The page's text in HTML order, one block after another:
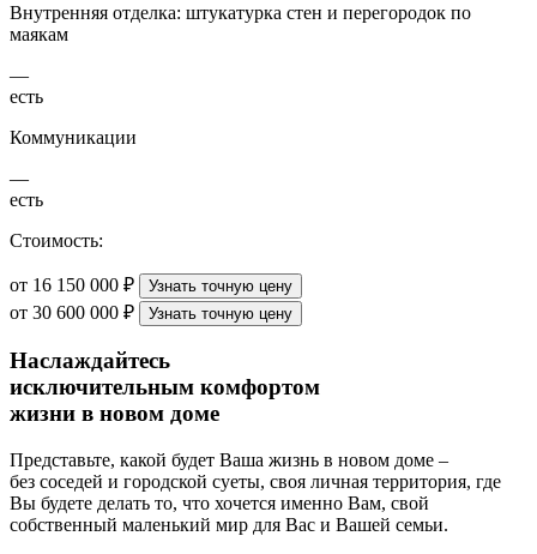
Внутренняя отделка: штукатурка стен и перегородок по
маякам
—
есть
Коммуникации
—
есть
Стоимость:
от 16 150 000 ₽ Узнать точную цену
от 30 600 000 ₽ Узнать точную цену
Наслаждайтесь
исключительным комфортом
жизни в новом доме
Представьте, какой будет Ваша жизнь в новом доме –
без соседей и городской суеты, своя личная территория, где
Вы будете делать то, что хочется именно Вам, свой
собственный маленький мир для Вас и Вашей семьи.